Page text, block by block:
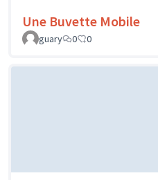
Une Buvette Mobile
guary
0 0